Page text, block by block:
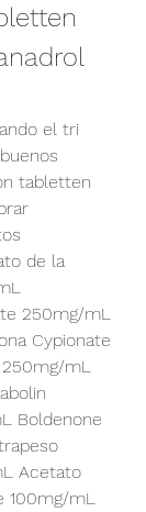
el tri
tabletten
de la
250mg/mL
Cypionate
mL
Boldenone
Acetato
100mg/mL